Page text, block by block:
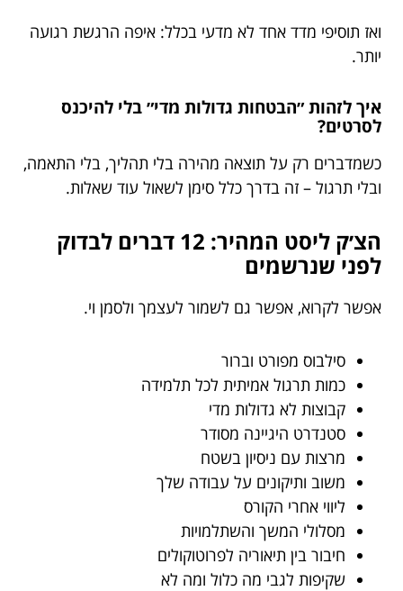
ואז תוסיפי מדד אחד לא מדעי בכלל: איפה הרגשת רגועה
יותר.
איך לזהות ״הבטחות גדולות מדי״ בלי להיכנס
לסרטים?
כשמדברים רק על תוצאה מהירה בלי תהליך, בלי התאמה,
ובלי תרגול – זה בדרך כלל סימן לשאול עוד שאלות.
הצ׳ק ליסט המהיר: 12 דברים לבדוק
לפני שנרשמים
אפשר לקרוא, אפשר גם לשמור לעצמך ולסמן וי.
סילבוס מפורט וברור
כמות תרגול אמיתית לכל תלמידה
קבוצות לא גדולות מדי
סטנדרט היגיינה מסודר
מרצות עם ניסיון בשטח
משוב ותיקונים על עבודה שלך
ליווי אחרי הקורס
מסלולי המשך והשתלמויות
חיבור בין תיאוריה לפרוטוקולים
שקיפות לגבי מה כלול ומה לא